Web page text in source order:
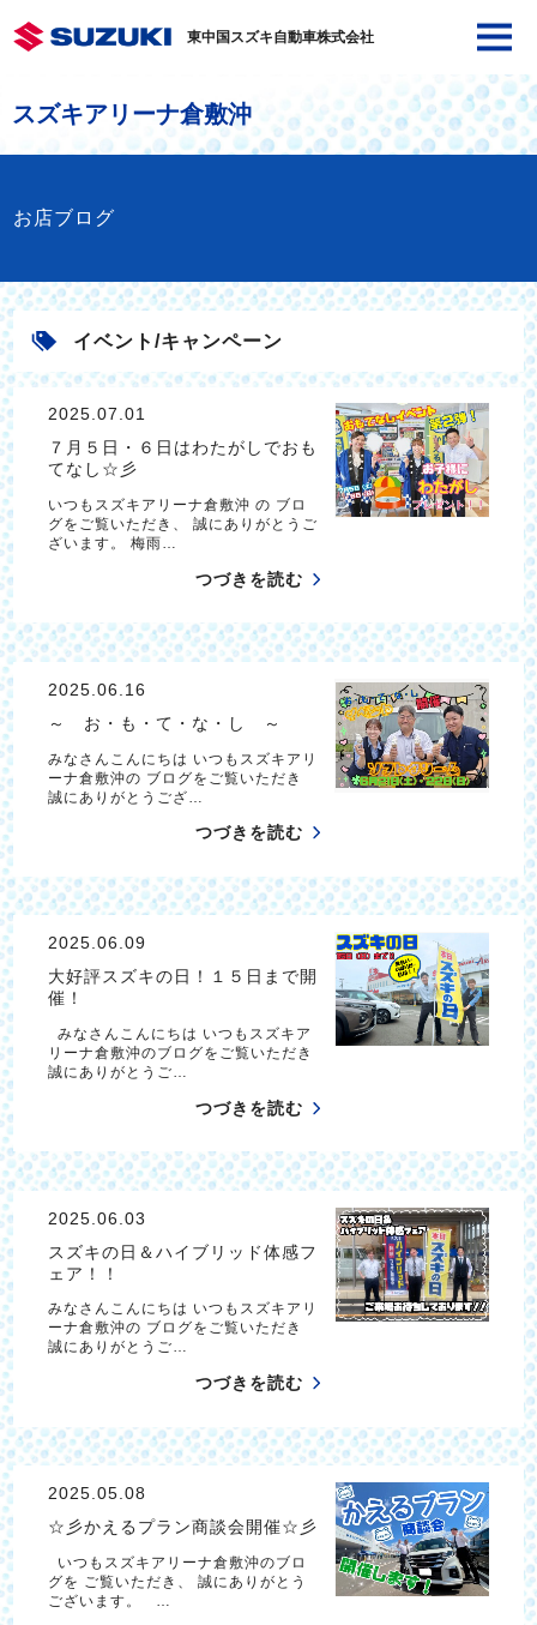
東中国スズキ自動車株式会社
スズキアリーナ倉敷沖
お店ブログ
イベント/キャンペーン
2025.07.01
７月５日・６日はわたがしでおも
てなし☆彡
いつもスズキアリーナ倉敷沖 の ブロ
グをご覧いただき、 誠にありがとうご
ざいます。 梅雨…
つづきを読む
2025.06.16
～ お・も・て・な・し ～
みなさんこんにちは いつもスズキアリ
ーナ倉敷沖の ブログをご覧いただき
誠にありがとうござ…
つづきを読む
2025.06.09
大好評スズキの日！１５日まで開
催！
みなさんこんにちは いつもスズキア
リーナ倉敷沖のブログをご覧いただき
誠にありがとうご…
つづきを読む
2025.06.03
スズキの日＆ハイブリッド体感フ
ェア！！
みなさんこんにちは いつもスズキアリ
ーナ倉敷沖の ブログをご覧いただき
誠にありがとうご…
つづきを読む
2025.05.08
☆彡かえるプラン商談会開催☆彡
いつもスズキアリーナ倉敷沖のブロ
グを ご覧いただき、 誠にありがとう
ございます。 …